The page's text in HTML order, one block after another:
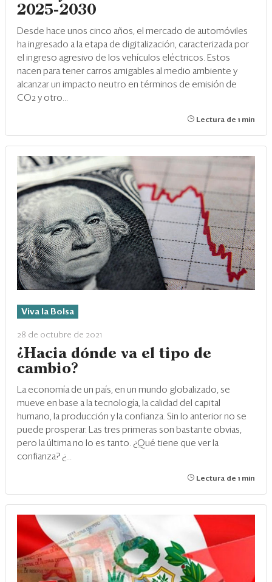
2025-2030
Desde hace unos cinco años, el mercado de automóviles
ha ingresado a la etapa de digitalización, caracterizada por
el ingreso agresivo de los vehículos eléctricos. Estos
nacen para tener carros amigables al medio ambiente y
alcanzar un impacto neutro en términos de emisión de
CO2 y otro...
Lectura de 1 min
Viva la Bolsa
28 de octubre de 2021
¿Hacia dónde va el tipo de
cambio?
La economía de un país, en un mundo globalizado, se
mueve en base a la tecnología, la calidad del capital
humano, la producción y la confianza. Sin lo anterior no se
puede prosperar. Las tres primeras son bastante obvias,
pero la última no lo es tanto. ¿Qué tiene que ver la
confianza? ¿...
Lectura de 1 min